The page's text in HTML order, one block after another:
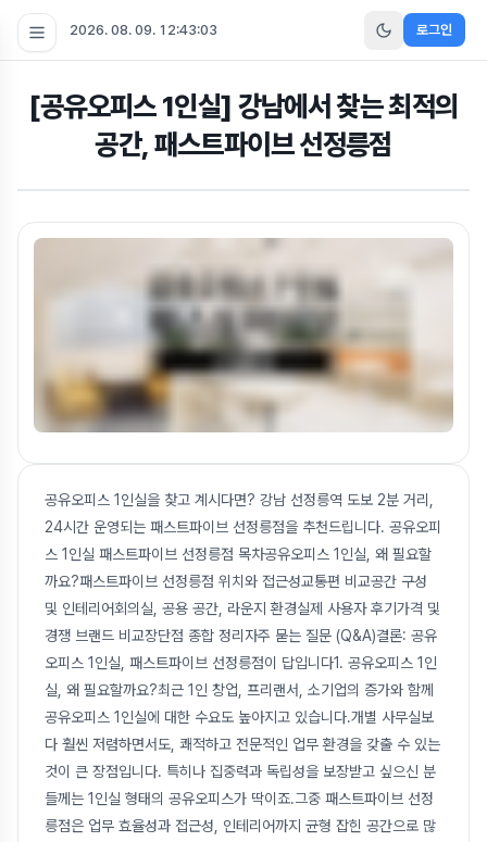
2026. 08. 09. 12:43:04 로그인
[공유오피스 1인실] 강남에서 찾는 최적의
공간, 패스트파이브 선정릉점
공유오피스 1인실을 찾고 계시다면? 강남 선정릉역 도보 2분 거리,
24시간 운영되는 패스트파이브 선정릉점을 추천드립니다. 공유오피
스 1인실 패스트파이브 선정릉점 목차공유오피스 1인실, 왜 필요할
까요?패스트파이브 선정릉점 위치와 접근성교통편 비교공간 구성
및 인테리어회의실, 공용 공간, 라운지 환경실제 사용자 후기가격 및
경쟁 브랜드 비교장단점 종합 정리자주 묻는 질문 (Q&A)결론: 공유
오피스 1인실, 패스트파이브 선정릉점이 답입니다1. 공유오피스 1인
실, 왜 필요할까요?최근 1인 창업, 프리랜서, 소기업의 증가와 함께
공유오피스 1인실에 대한 수요도 높아지고 있습니다.개별 사무실보
다 훨씬 저렴하면서도, 쾌적하고 전문적인 업무 환경을 갖출 수 있는
것이 큰 장점입니다. 특히나 집중력과 독립성을 보장받고 싶으신 분
들께는 1인실 형태의 공유오피스가 딱이죠.그중 패스트파이브 선정
릉점은 업무 효율성과 접근성, 인테리어까지 균형 잡힌 공간으로 많